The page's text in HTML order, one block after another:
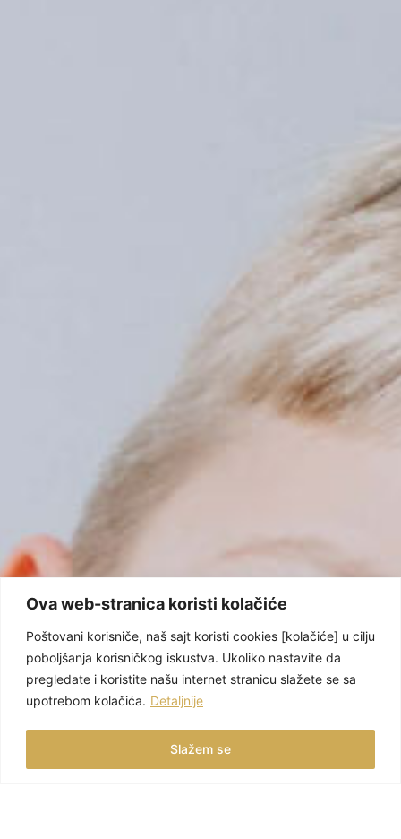
Ova web-stranica koristi kolačiće
Poštovani korisniče, naš sajt koristi cookies [kolačiće] u cilju
poboljšanja korisničkog iskustva. Ukoliko nastavite da
pregledate i koristite našu internet stranicu slažete se sa
upotrebom kolačića. Detaljnije
Slažem se